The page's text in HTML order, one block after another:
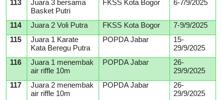
113
Juara 3 bersama
Basket Putri
FKSS Kota Bogor 6-7/9/2025
114 Juara 2 Voli Putra FKSS Kota Bogor
7-9/9/2025
115
Juara 1 Karate
Kata Beregu Putra
POPDA Jabar
15-
29/9/2025
116
Juara 1 menembak
air riffle 10m
POPDA Jabar
26-
29/9/2025
117
Juara 2 menembak
air riffle 10m
POPDA Jabar
26-
29/9/2025